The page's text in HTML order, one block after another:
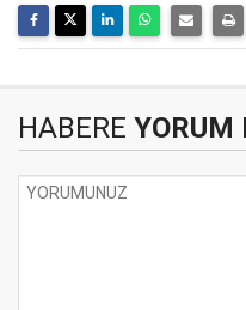
HABERE YORUM